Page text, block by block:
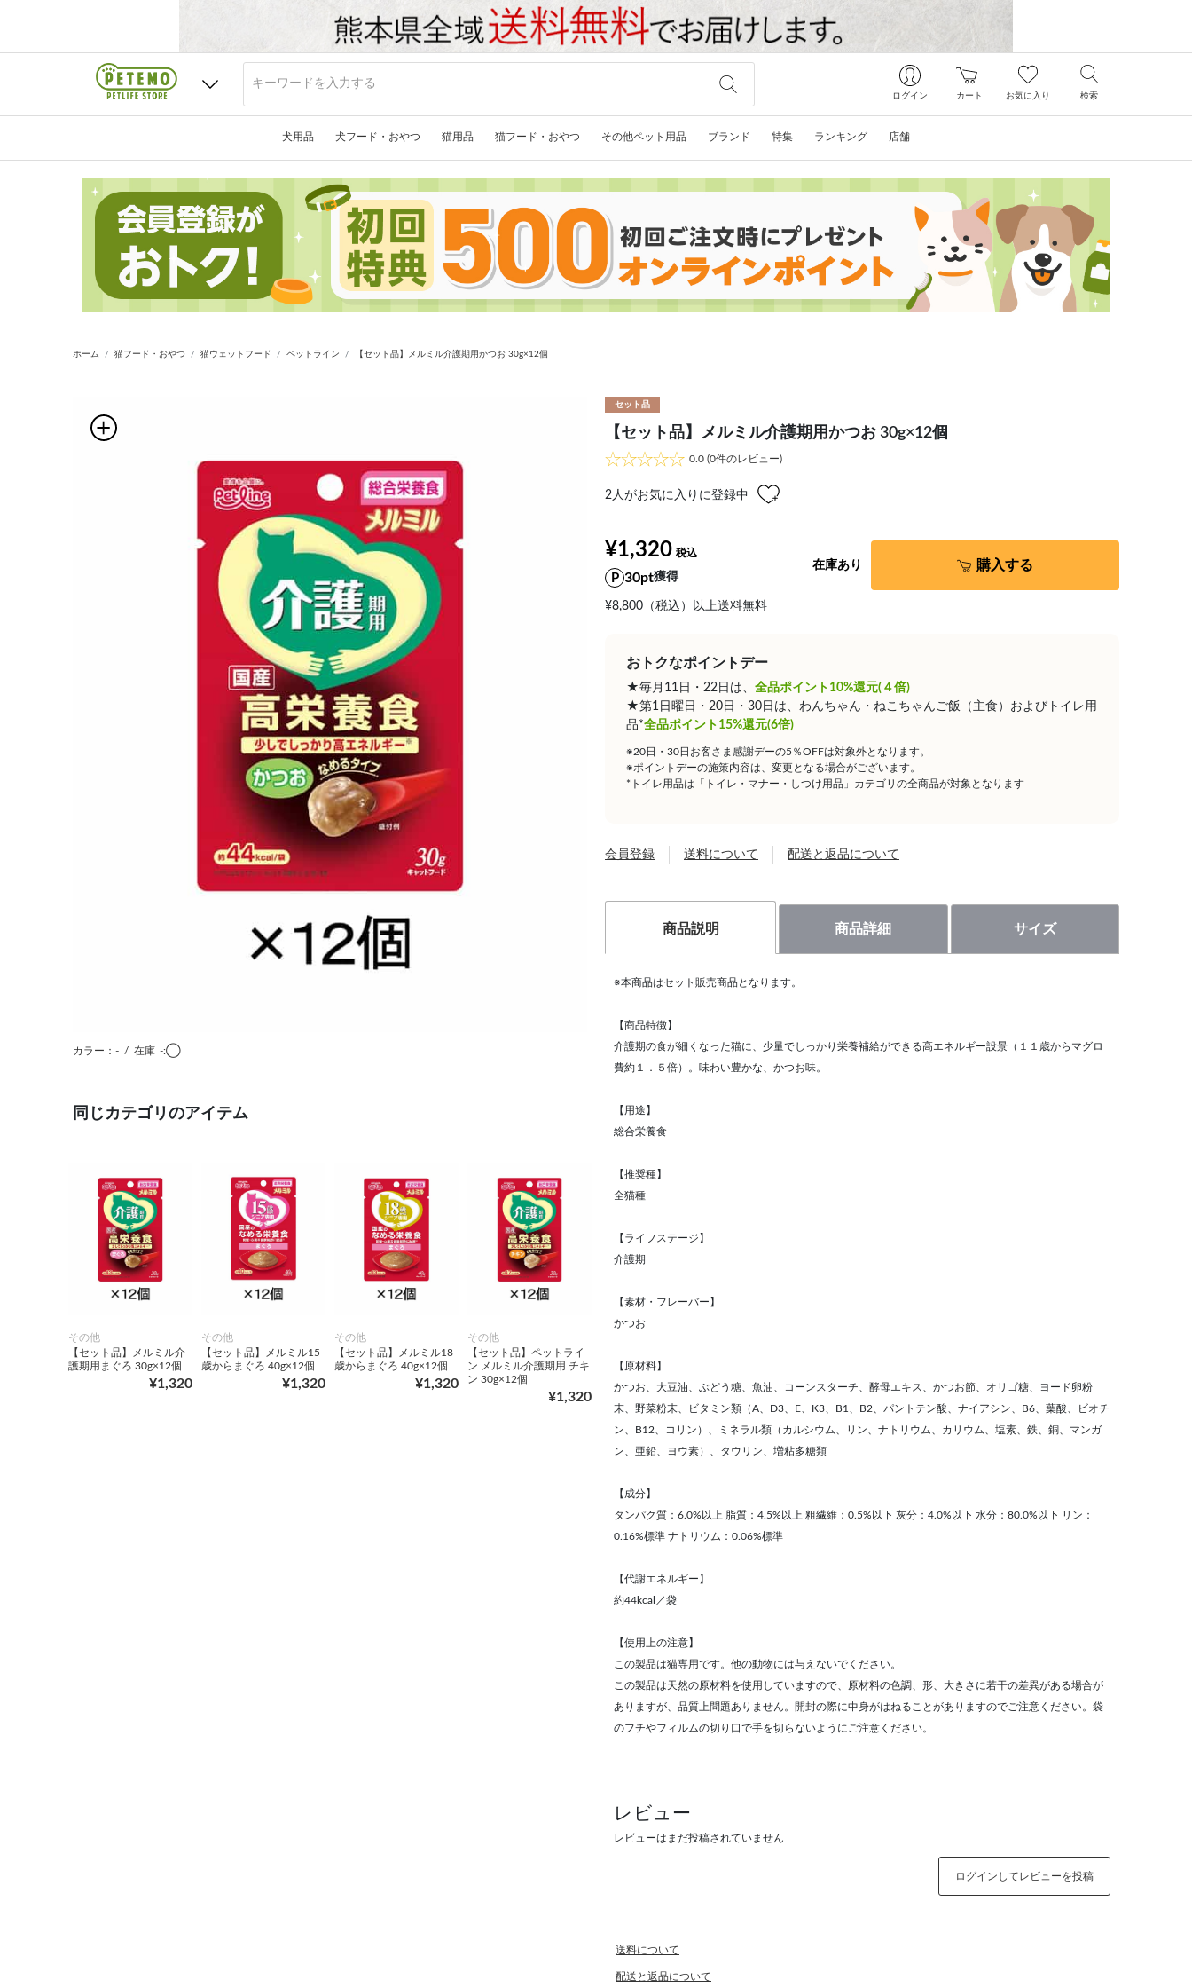
ログイン カート お気に入り 検索
犬用品 犬フード・おやつ 猫用品 猫フード・おやつ その他ペット用品 ブランド 特集 ランキング 店舗
ホーム 猫フード・おやつ 猫ウェットフード ペットライン 【セット品】メルミル介護期用かつお 30g×12個
カラー：- / 在庫 -:◯
同じカテゴリのアイテム
その他
【セット品】メルミル介
護期用まぐろ 30g×12個
¥1,320
その他
【セット品】メルミル15
歳からまぐろ 40g×12個
¥1,320
その他
【セット品】メルミル18
歳からまぐろ 40g×12個
¥1,320
その他
【セット品】ペットライ
ン メルミル介護期用 チキ
ン 30g×12個
¥1,320
セット品
【セット品】メルミル介護期用かつお 30g×12個
0.0 (0件のレビュー)
2人がお気に入りに登録中
¥1,320
30pt獲得
¥8,800（税込）以上送料無料
在庫あり 購入する
おトクなポイントデー
★毎月11日・22日は、 全品ポイント10%還元(４倍)
★第1日曜日・20日・30日は、わんちゃん・ねこちゃんご飯（主食）およびトイレ用
品*全品ポイント15%還元(6倍)
※20日・30日お客さま感謝デーの5％OFFは対象外となります。
※ポイントデーの施策内容は、変更となる場合がございます。
*トイレ用品は「トイレ・マナー・しつけ用品」カテゴリの全商品が対象となります
会員登録 送料について 配送と返品について
商品説明 商品詳細 サイズ
※本商品はセット販売商品となります。
【商品特徴】
介護期の食が細くなった猫に、少量でしっかり栄養補給ができる高エネルギー設景（１１歳からマグロ
費約１．５倍）。味わい豊かな、かつお味。
【用途】
総合栄養食
【推奨種】
全猫種
【ライフステージ】
介護期
【素材・フレーバー】
かつお
【原材料】
かつお、大豆油、ぶどう糖、魚油、コーンスターチ、酵母エキス、かつお節、オリゴ糖、ヨード卵粉
末、野菜粉末、ビタミン類（A、D3、E、K3、B1、B2、パントテン酸、ナイアシン、B6、葉酸、ビオチ
ン、B12、コリン）、ミネラル類（カルシウム、リン、ナトリウム、カリウム、塩素、鉄、銅、マンガ
ン、亜鉛、ヨウ素）、タウリン、増粘多糖類
【成分】
タンパク質：6.0%以上 脂質：4.5%以上 粗繊維：0.5%以下 灰分：4.0%以下 水分：80.0%以下 リン：
0.16%標準 ナトリウム：0.06%標準
【代謝エネルギー】
約44kcal／袋
【使用上の注意】
この製品は猫専用です。他の動物には与えないでください。
この製品は天然の原材料を使用していますので、原材料の色調、形、大きさに若干の差異がある場合が
ありますが、品質上問題ありません。開封の際に中身がはねることがありますのでご注意ください。袋
のフチやフィルムの切り口で手を切らないようにご注意ください。
レビュー
レビューはまだ投稿されていません
ログインしてレビューを投稿
送料について
配送と返品について